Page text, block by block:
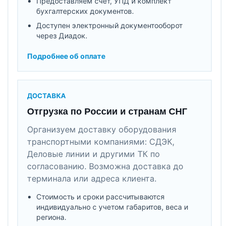
бухгалтерских документов.
Доступен электронный документооборот
через Диадок.
Подробнее об оплате
ДОСТАВКА
Отгрузка по России и странам СНГ
Организуем доставку оборудования
транспортными компаниями: СДЭК,
Деловые линии и другими ТК по
согласованию. Возможна доставка до
терминала или адреса клиента.
Стоимость и сроки рассчитываются
индивидуально с учетом габаритов, веса и
региона.